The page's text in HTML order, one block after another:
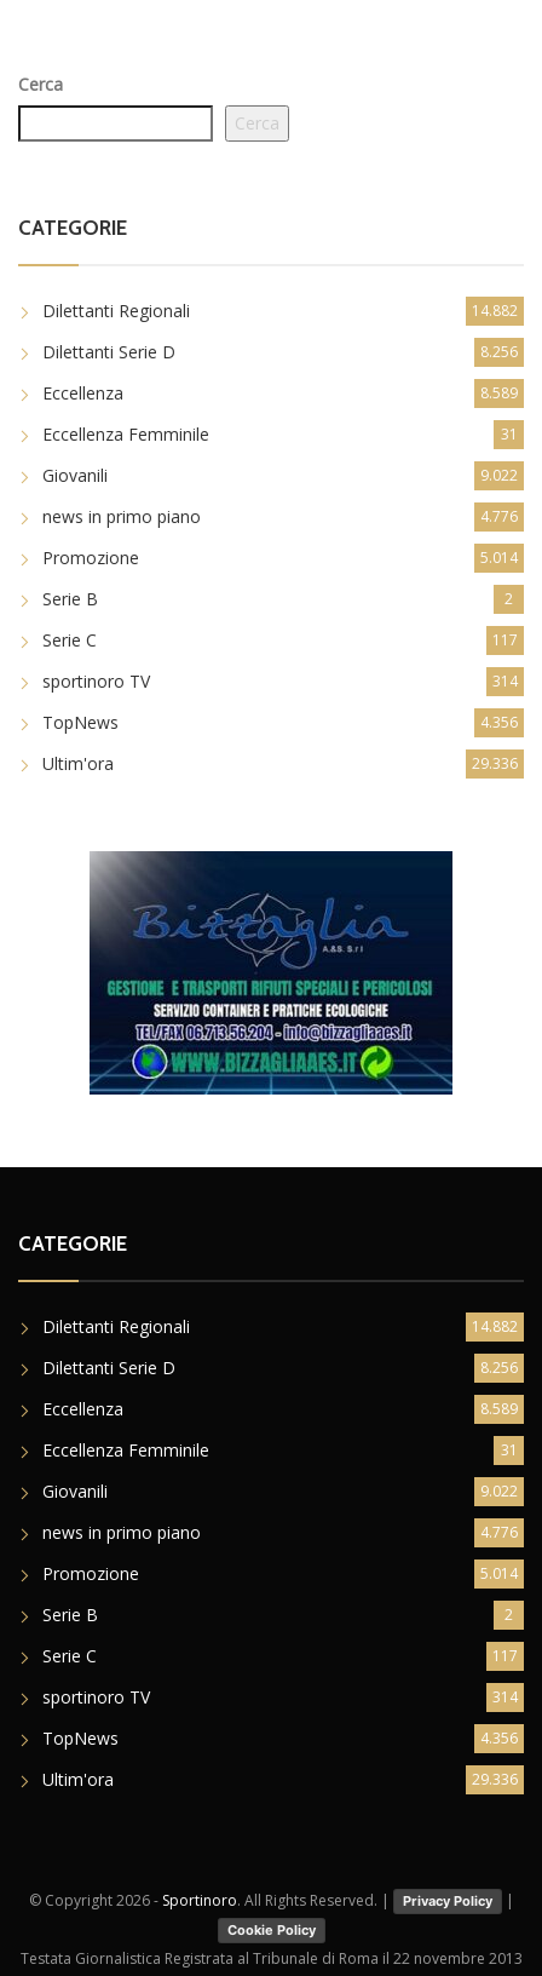
Cerca
Cerca
CATEGORIE
Dilettanti Regionali 14.882
Dilettanti Serie D 8.256
Eccellenza 8.589
Eccellenza Femminile 31
Giovanili 9.022
news in primo piano 4.776
Promozione 5.014
Serie B 2
Serie C 117
sportinoro TV 314
TopNews 4.356
Ultim'ora 29.336
CATEGORIE
Dilettanti Regionali 14.882
Dilettanti Serie D 8.256
Eccellenza 8.589
Eccellenza Femminile 31
Giovanili 9.022
news in primo piano 4.776
Promozione 5.014
Serie B 2
Serie C 117
sportinoro TV 314
TopNews 4.356
Ultim'ora 29.336
© Copyright2026 - Sportinoro. All Rights Reserved. | Privacy Policy |
Cookie Policy
Testata Giornalistica Registrata al Tribunale di Roma il 22 novembre 2013